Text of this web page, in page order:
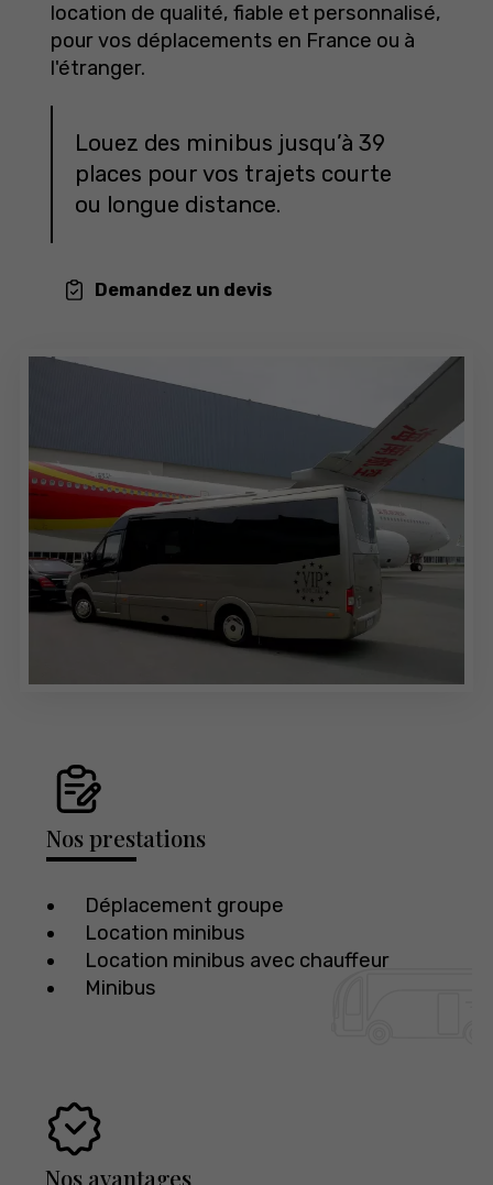
location de qualité, fiable et personnalisé,
pour vos déplacements en France ou à
l'étranger.
Louez des minibus jusqu’à 39
places pour vos trajets courte
ou longue distance.
Demandez un devis
Nos prestations
Déplacement groupe
Location minibus
Location minibus avec chauffeur
Minibus
Nos avantages